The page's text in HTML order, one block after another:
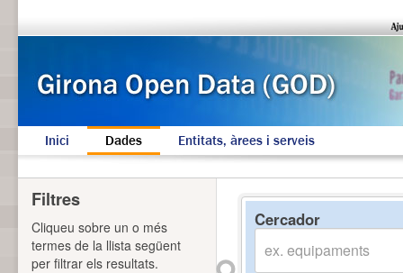
Inici Dades Entitats, àrees i serveis
Cercador
Filtres
Cliqueu sobre un o més
termes de la llista següent
per filtrar els resultats.